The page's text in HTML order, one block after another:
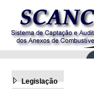
Legislação